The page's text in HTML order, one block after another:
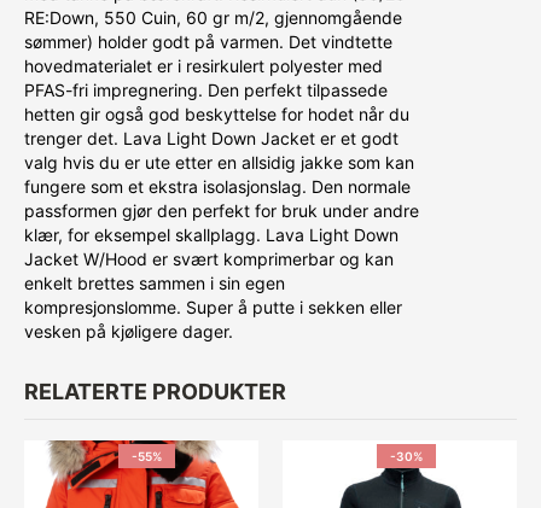
RE:Down, 550 Cuin, 60 gr m/2, gjennomgående
sømmer) holder godt på varmen. Det vindtette
hovedmaterialet er i resirkulert polyester med
PFAS-fri impregnering. Den perfekt tilpassede
hetten gir også god beskyttelse for hodet når du
trenger det. Lava Light Down Jacket er et godt
valg hvis du er ute etter en allsidig jakke som kan
fungere som et ekstra isolasjonslag. Den normale
passformen gjør den perfekt for bruk under andre
klær, for eksempel skallplagg. Lava Light Down
Jacket W/Hood er svært komprimerbar og kan
enkelt brettes sammen i sin egen
kompresjonslomme. Super å putte i sekken eller
vesken på kjøligere dager.
RELATERTE PRODUKTER
-55% -30%